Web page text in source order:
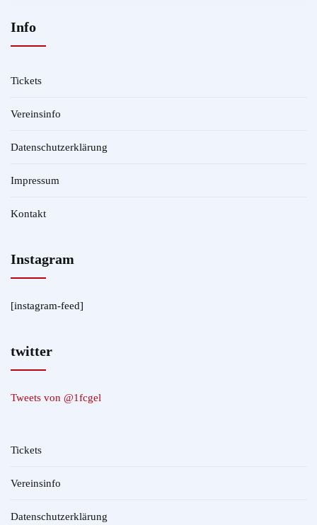
Info
Tickets
Vereinsinfo
Datenschutzerklärung
Impressum
Kontakt
Instagram
[instagram-feed]
twitter
Tweets von @1fcgel
Tickets
Vereinsinfo
Datenschutzerklärung